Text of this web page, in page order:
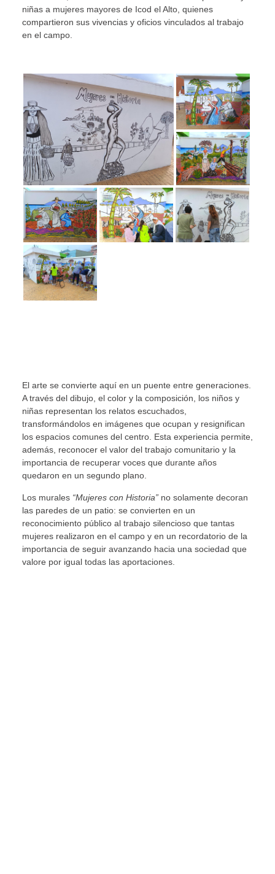
niñas a mujeres mayores de Icod el Alto, quienes
compartieron sus vivencias y oficios vinculados al trabajo
en el campo.
El arte se convierte aquí en un puente entre generaciones.
A través del dibujo, el color y la composición, los niños y
niñas representan los relatos escuchados,
transformándolos en imágenes que ocupan y resignifican
los espacios comunes del centro. Esta experiencia permite,
además, reconocer el valor del trabajo comunitario y la
importancia de recuperar voces que durante años
quedaron en un segundo plano.
Los murales “Mujeres con Historia”no solamente decoran
las paredes de un patio: se convierten en un
reconocimiento público al trabajo silencioso que tantas
mujeres realizaron en el campo y en un recordatorio de la
importancia de seguir avanzando hacia una sociedad que
valore por igual todas las aportaciones.